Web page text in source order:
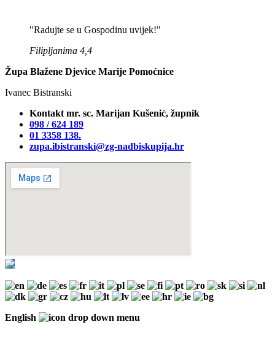
"Radujte se u Gospodinu uvijek!"
Filipljanima 4,4
Župa Blažene Djevice Marije Pomoćnice
Ivanec Bistranski
Kontakt mr. sc. Marijan Kušenić, župnik
098 / 624 189
01 3358 138‬.
zupa.ibistranski@zg-nadbiskupija.hr
English